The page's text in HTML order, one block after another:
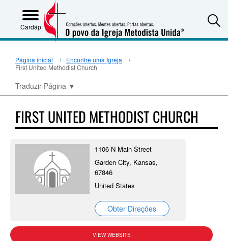
Cardápio
Página inicial
Encontre uma Igreja
First United Methodist Church
Traduzir Página ▼
FIRST UNITED METHODIST CHURCH
1106 N Main Street
Garden City, Kansas,
67846
United States
Obter Direções
VIEW WEBSITE